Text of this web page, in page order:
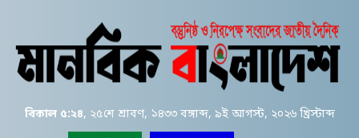
বিকাল ৫:২৪, ২৫শে শ্রাবণ, ১৪৩৩ বঙ্গাব্দ, ৯ই আগস্ট, ২০২৬ খ্রিস্টাব্দ